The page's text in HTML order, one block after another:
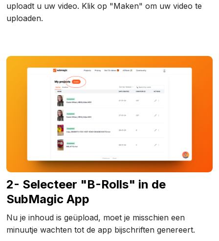
uploadt u uw video. Klik op "Maken" om uw video te
uploaden.
2- Selecteer "B-Rolls" in de
SubMagic App
Nu je inhoud is geüpload, moet je misschien een
minuutje wachten tot de app bijschriften genereert.